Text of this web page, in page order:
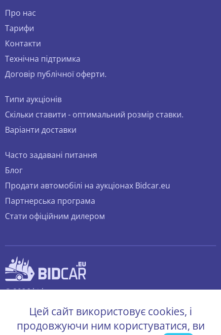
Про нас
Тарифи
Контакти
Технічна підтримка
Договір публічної оферти.
Типи аукціонів
Скільки ставити - оптимальний розмір ставки.
Варіанти доставки
Часто задавані питання
Блог
Продати автомобілі на аукціонах Bidcar.eu
Партнерська програма
Стати офіційним дилером
© 2026 bidcar.eu
Цей сайт використовує cookies, і
продовжуючи ним користуватися, ви